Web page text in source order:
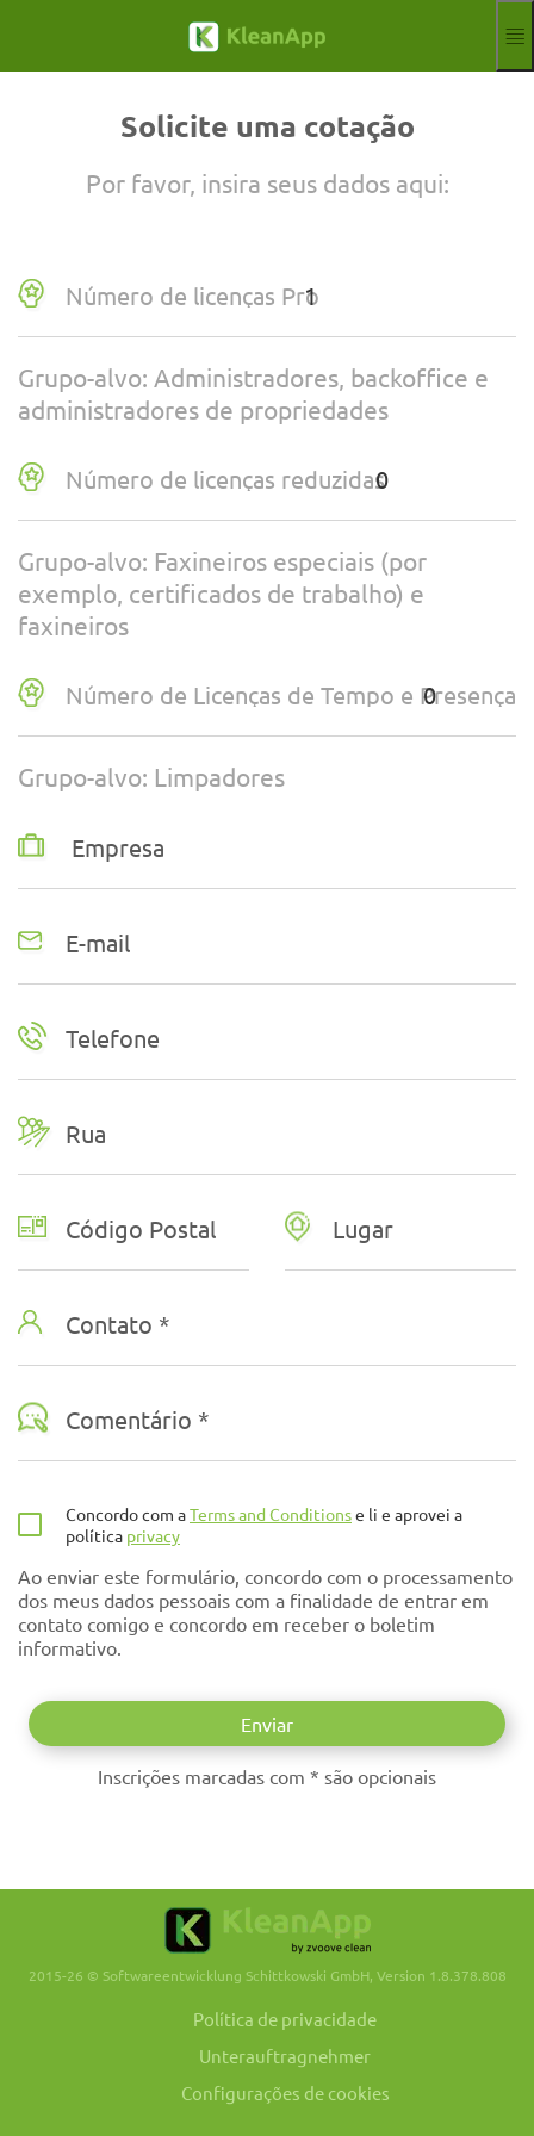
Hilfe
Webinars
Parceiro
Sinal
Teste gratuito
Solicite uma cotação
Por favor, insira seus dados aqui:
Número de licenças Pro
Grupo-alvo: Administradores, backoffice e
administradores de propriedades
Número de licenças reduzidas
Grupo-alvo: Faxineiros especiais (por
exemplo, certificados de trabalho) e
faxineiros
Número de Licenças de Tempo e Presença
Grupo-alvo: Limpadores
Código Postal Lugar
Contato *
Comentário *
Concordo com aTerms and Conditionse li e aprovei a
política privacy
Ao enviar este formulário, concordo com o processamento
dos meus dados pessoais com a finalidade de entrar em
contato comigo e concordo em receber o boletim
informativo.
Inscrições marcadas com * são opcionais
2015-26 © Softwareentwicklung Schittkowski GmbH, Version 1.8.378.808
Política de privacidade
Unterauftragnehmer
Configurações de cookies